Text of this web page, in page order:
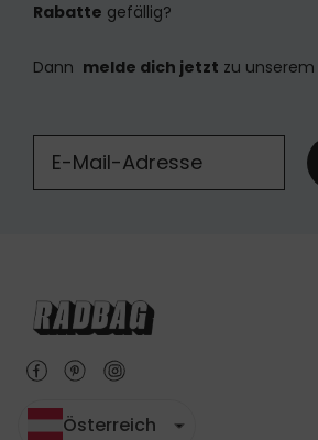
Rabatte gefällig?
Dann melde dich jetzt zu unserem
Österreich